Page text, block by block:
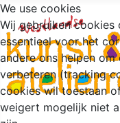
We use cookies
Wij gebruiken cookies
essentieel voor het
andere ons helpen
verbeteren (tracking
cookies wil toestaan
weigert mogelijk niet